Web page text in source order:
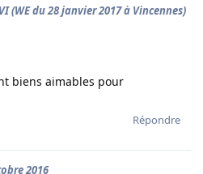
(WE du 28 janvier 2017 à Vincennes)
biens aimables pour
Répondre
2016